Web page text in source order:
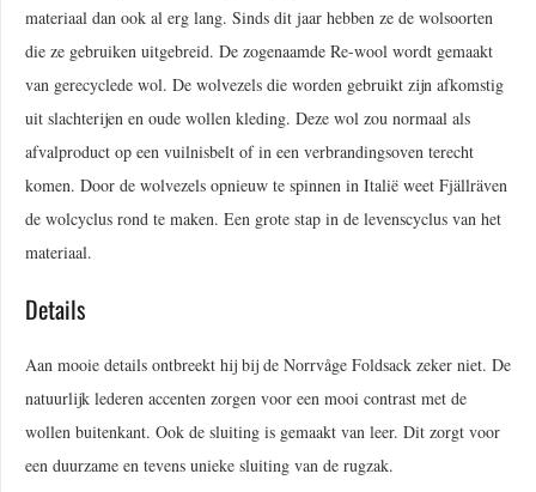
materiaal dan ook al erg lang. Sinds dit jaar hebben ze de wolsoorten
die ze gebruiken uitgebreid. De zogenaamde Re-wool wordt gemaakt
van gerecyclede wol. De wolvezels die worden gebruikt zijn afkomstig
uit slachterijen en oude wollen kleding. Deze wol zou normaal als
afvalproduct op een vuilnisbelt of in een verbrandingsoven terecht
komen. Door de wolvezels opnieuw te spinnen in Italië weet Fjällräven
de wolcyclus rond te maken. Een grote stap in de levenscyclus van het
materiaal.
Details
Aan mooie details ontbreekt hij bij de Norrvåge Foldsack zeker niet. De
natuurlijk lederen accenten zorgen voor een mooi contrast met de
wollen buitenkant. Ook de sluiting is gemaakt van leer. Dit zorgt voor
een duurzame en tevens unieke sluiting van de rugzak.